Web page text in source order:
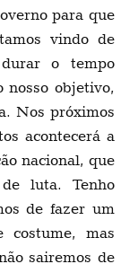
crime lesa
principais
dia 17, data de
da nossa
no dia 21, não
leilão, como
vitória, porque
o leilão de
nos